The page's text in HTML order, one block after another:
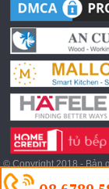
© Copyright 2018 - Bản